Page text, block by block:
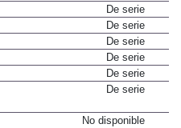
De serie
De serie
De serie
De serie
De serie
De serie
No disponible